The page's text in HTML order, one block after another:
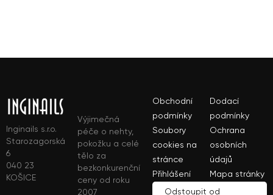
Inginails s.r.o.
Starozagorská
6
040 23
KOŠICE
Výjimečná
péče o nehty,
pokožku a celé
tělo za
bezkonkurenční
ceny od roku
2007
Obchodní
podmínky
Dodací
podmínky
Soubory
cookies na
stránce
Ochrana
osobních
údajů
Přihlášení
Mapa stránky
Odstoupit od